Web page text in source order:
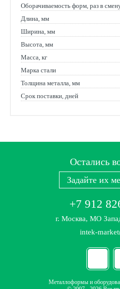
Оборачиваемость форм, раз в
Длина, мм
Ширина, мм
Высота, мм
Масса, кг
Марка стали
Толщина металла, мм
Срок поставки, дней
Остались
Задайте их
+7 912
г. Москва, МО
intek-
Металлоформы и